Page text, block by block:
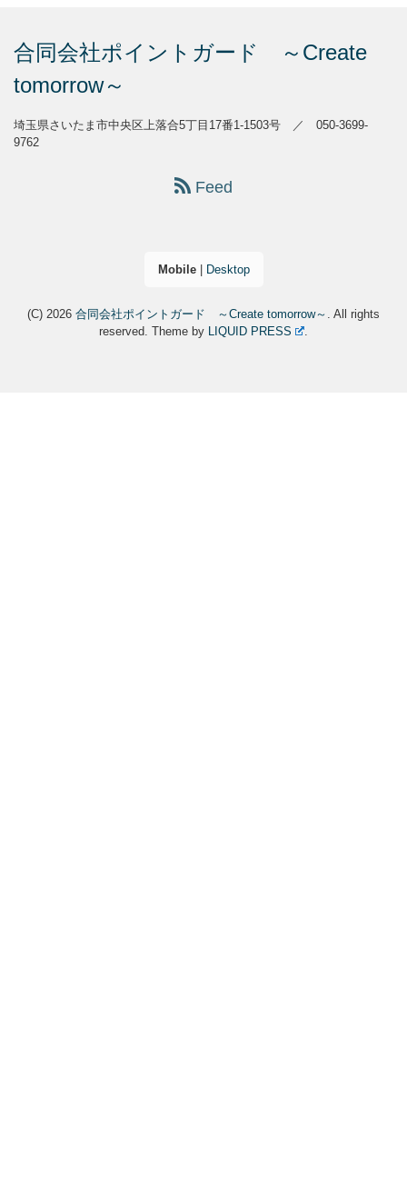
合同会社ポイントガード ～Create
tomorrow～
埼玉県さいたま市中央区上落合5丁目17番1-1503号 ／ 050-3699-
9762
Feed
Mobile| Desktop
(C) 2026 合同会社ポイントガード ～Create tomorrow～ . All rights
reserved.Theme by LIQUID PRESS .